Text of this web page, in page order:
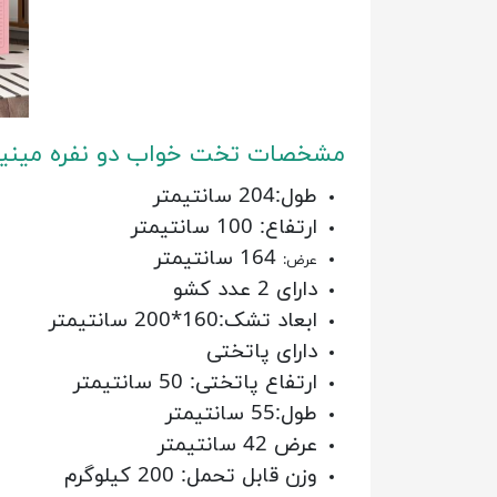
مشخصات تخت خواب دو نفره
طول:204 سانتیمتر
ارتفاع: 100 سانتیمتر
عرض:
دارای 2 عدد کشو
ابعاد تشک:160*200 سانتیمتر
دارای پاتختی
ارتفاع پاتختی: 50 سانتیمتر
طول:55 سانتیمتر
عرض 42 سانتیمتر
وزن قابل تحمل: 200 کیلوگرم